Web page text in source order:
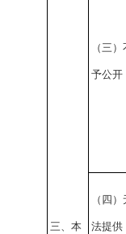
三、本
（三）
予公开
（四
法提供